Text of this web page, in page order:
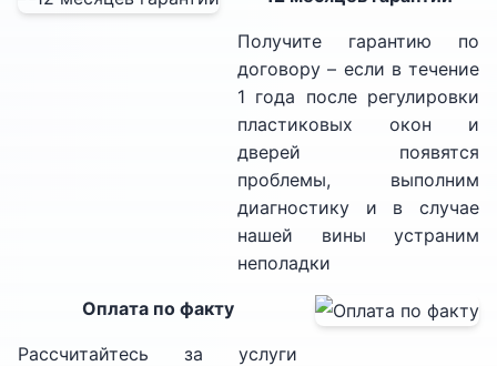
Получите гарантию по
договору – если в течение
1 года после регулировки
пластиковых окон и
дверей появятся
проблемы, выполним
диагностику и в случае
нашей вины устраним
неполадки
Оплата по факту
Рассчитайтесь за услуги